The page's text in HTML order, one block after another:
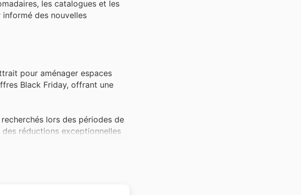
les catalogues et les
des nouvelles
pour aménager espaces
Black Friday, offrant une
lors des périodes de
réductions exceptionnelles
sa qualité et sa
de s'équiper avec des outils